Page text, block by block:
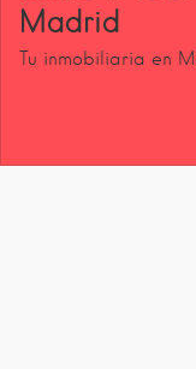
Madrid
Tu inmobiliaria en